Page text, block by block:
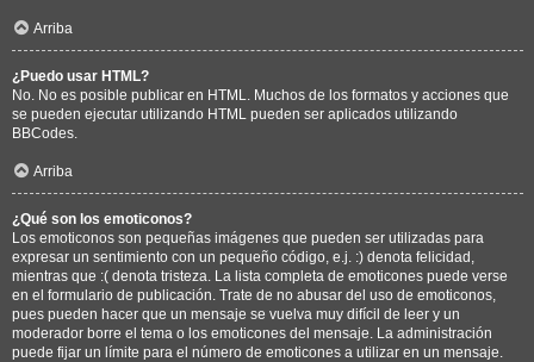
Arriba
¿Puedo usar HTML?
No. No es posible publicar en HTML. Muchos de los formatos y acciones que
se pueden ejecutar utilizando HTML pueden ser aplicados utilizando
BBCodes.
Arriba
¿Qué son los emoticonos?
Los emoticonos son pequeñas imágenes que pueden ser utilizadas para
expresar un sentimiento con un pequeño código, e.j. :) denota felicidad,
mientras que :( denota tristeza. La lista completa de emoticones puede verse
en el formulario de publicación. Trate de no abusar del uso de emoticonos,
pues pueden hacer que un mensaje se vuelva muy difícil de leer y un
moderador borre el tema o los emoticones del mensaje. La administración
puede fijar un límite para el número de emoticones a utilizar en un mensaje.